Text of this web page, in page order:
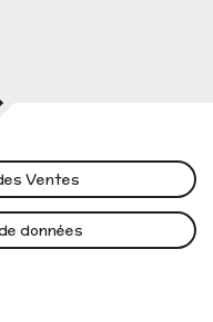
Ventes
données